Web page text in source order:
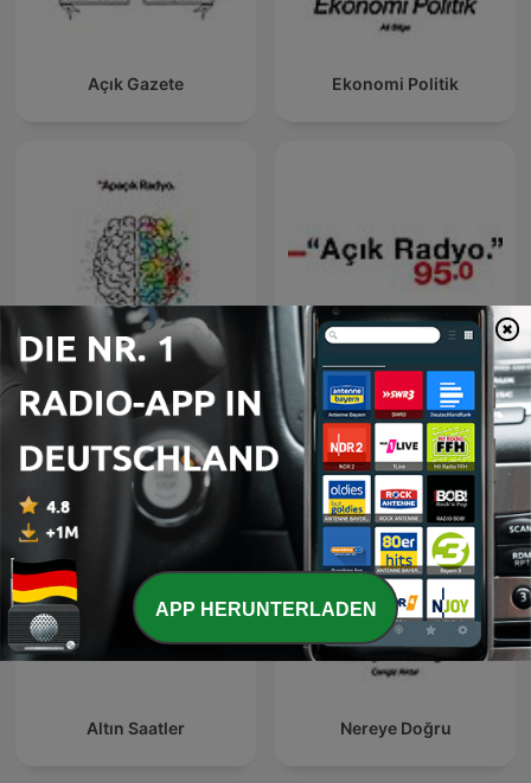
Açık Gazete Ekonomi Politik
Açık Bilinç
140journos Vatandaş
Haber Bülteni
Altın Saatler Nereye Doğru
APP HERUNTERLADEN